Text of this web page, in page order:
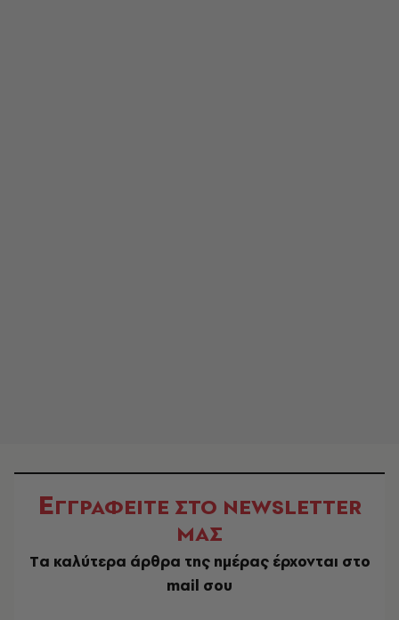
ΕΓΓΡΑΦΕΙΤΕ ΣΤΟ NEWSLETTER
ΜΑΣ
Tα καλύτερα άρθρα της ημέρας έρχονται στο
mail σου